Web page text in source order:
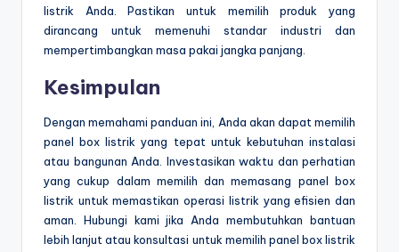
listrik Anda. Pastikan untuk memilih produk yang
dirancang untuk memenuhi standar industri dan
mempertimbangkan masa pakai jangka panjang.
Kesimpulan
Dengan memahami panduan ini, Anda akan dapat memilih
panel box listrik yang tepat untuk kebutuhan instalasi
atau bangunan Anda. Investasikan waktu dan perhatian
yang cukup dalam memilih dan memasang panel box
listrik untuk memastikan operasi listrik yang efisien dan
aman. Hubungi kami jika Anda membutuhkan bantuan
lebih lanjut atau konsultasi untuk memilih panel box listrik